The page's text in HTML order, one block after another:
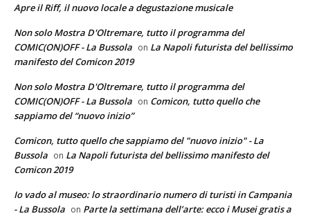
Apre il Riff, il nuovo locale a degustazione musicale
Non solo Mostra D'Oltremare, tutto il programma del
COMIC(ON)OFF - La Bussola on La Napoli futurista del bellissimo
manifesto del Comicon 2019
Non solo Mostra D'Oltremare, tutto il programma del
COMIC(ON)OFF - La Bussola on Comicon, tutto quello che
sappiamo del “nuovo inizio”
Comicon, tutto quello che sappiamo del "nuovo inizio" - La
Bussola on La Napoli futurista del bellissimo manifesto del
Comicon 2019
Io vado al museo: lo straordinario numero di turisti in Campania
- La Bussola on Parte la settimana dell’arte: ecco i Musei gratis a